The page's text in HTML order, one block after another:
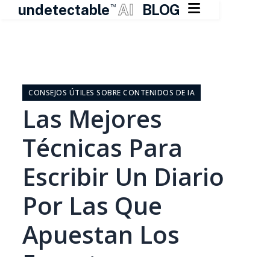
undetectable TM AI BLOG 
contenidoCONSEJOS ÚTILES SOBRE CONTENIDOS DE IA
Las Mejores
Técnicas Para
Escribir Un Diario
Por Las Que
Apuestan Los